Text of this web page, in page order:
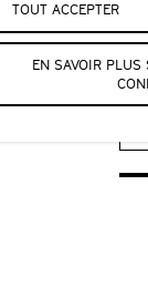
TOUT ACCEPTER
EN SAVOIR PLUS